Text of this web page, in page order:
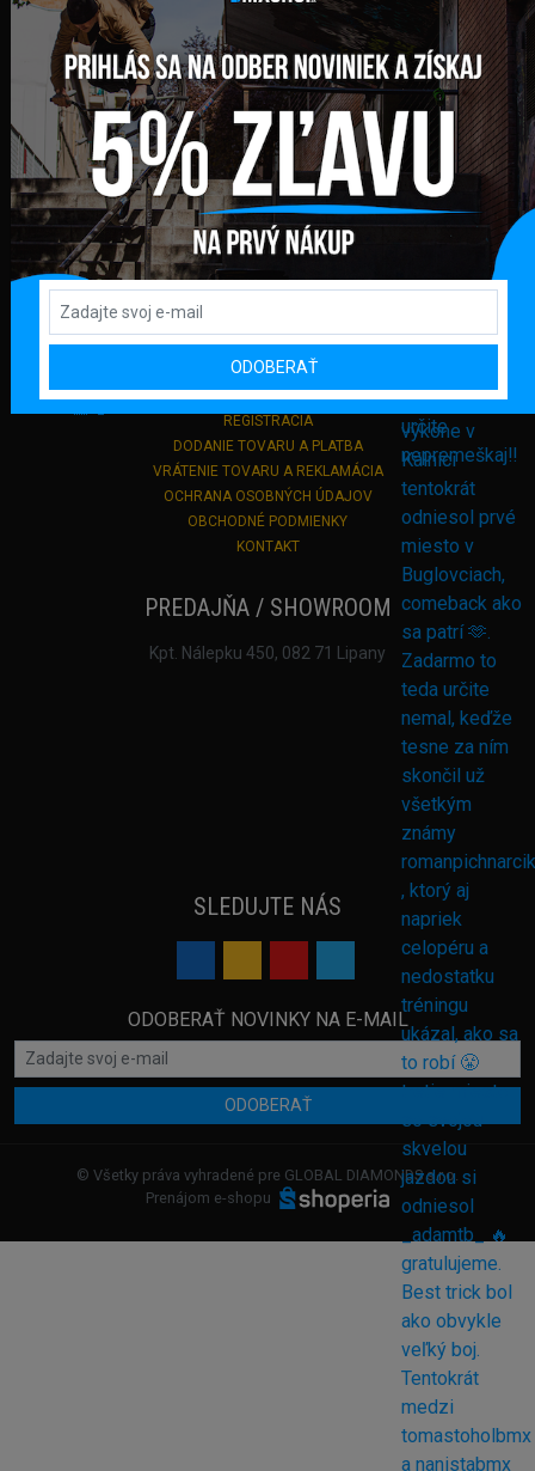
FAKTURAČNÁ ADRESA
GLOBAL DIAMONDS s. r. o.
Námestie sv. Martina 708/30
082 71 Lipany
Slovensko
+421 948 374 905
info@bmxshop.sk
Podporujeme online platby
DÔLEŽITÉ ODKAZY
PRIHLÁSENIE
REGISTRÁCIA
DODANIE TOVARU A PLATBA
VRÁTENIE TOVARU A REKLAMÁCIA
OCHRANA OSOBNÝCH ÚDAJOV
OBCHODNÉ PODMIENKY
KONTAKT
PREDAJŇA / SHOWROOM
Kpt. Nálepku 450, 082 71 Lipany
SLEDUJTE NÁS
ODOBERAŤ NOVINKY NA E-MAIL
ODOBERAŤ
© Všetky práva vyhradené pre GLOBAL DIAMONDS s.r.o.
Prenájom e-shopu
ODOBERAŤ